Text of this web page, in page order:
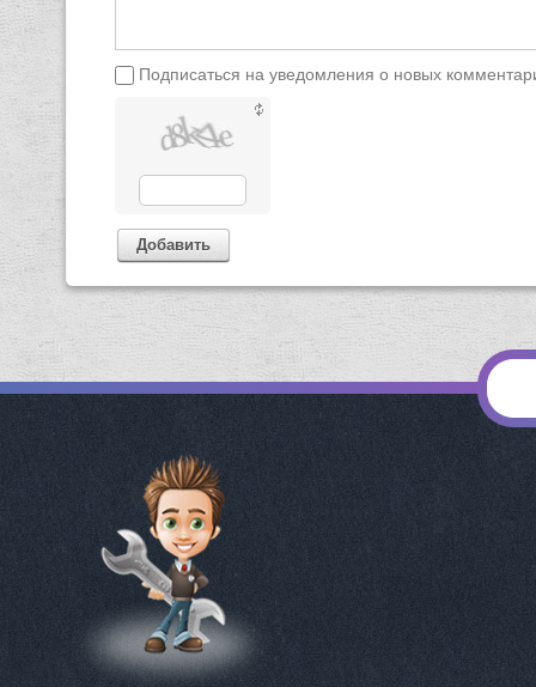
Подписаться на уведомления о новых
Добавить